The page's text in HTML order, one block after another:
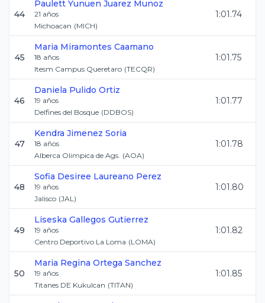
44
Paulett Yunuen Juarez Munoz
21 años
Michoacan (MICH)
1:01.74
45
Maria Miramontes Caamano
18 años
Itesm Campus Queretaro (TECQR)
1:01.75
46
Daniela Pulido Ortiz
19 años
Delfines del Bosque (DDBOS)
1:01.77
47
Kendra Jimenez Soria
18 años
Alberca Olimpica de Ags. (AOA)
1:01.78
48
Sofia Desiree Laureano Perez
19 años
Jalisco (JAL)
1:01.80
49
Liseska Gallegos Gutierrez
19 años
Centro Deportivo La Loma (LOMA)
1:01.82
50
Maria Regina Ortega Sanchez
19 años
Titanes DE Kukulcan (TITAN)
1:01.85